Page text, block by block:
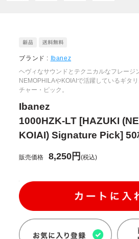
ブランド :
Ibanez
ヘヴィなサウンドとテクニカルなフレージ
NEMOPHILAやKOIAIで活躍しているギタ
チャー・ピック。
Ibanez
1000HZK-LT [HAZUKI
KOIAI) Signature Pick] 50
販売価格 8,250円(税込)